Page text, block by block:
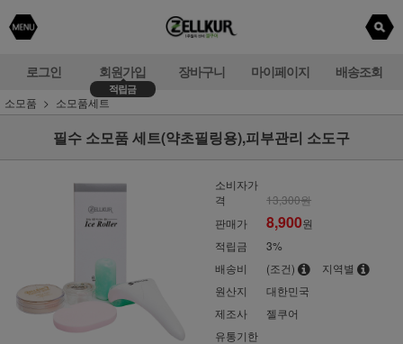
로그인 회원가입
적립금
장바구니 마이페이지 배송조회
소모품 소모품세트
필수 소모품 세트(약초필링용),피부관리 소도구
소비자가
격
13,300원
판매가
8,900원
적립금
3%
배송비
(조건)
지역별
원산지
대한민국
제조사
젤쿠어
유통기한